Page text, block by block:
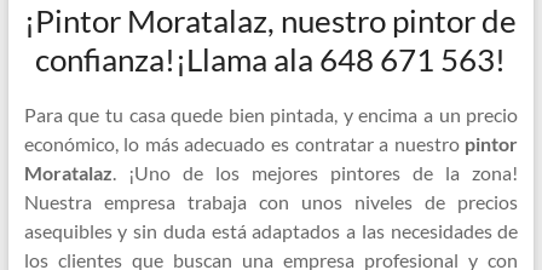
¡Pintor Moratalaz, nuestro pintor de
confianza!¡Llama ala 648 671 563!
Para que tu casa quede bien pintada, y encima a un precio
económico, lo más adecuado es contratar a nuestropintor
Moratalaz. ¡Uno de los mejores pintores de la zona!
Nuestra empresa trabaja con unos niveles de precios
asequibles y sin duda está adaptados a las necesidades de
los clientes que buscan una empresa profesional y con